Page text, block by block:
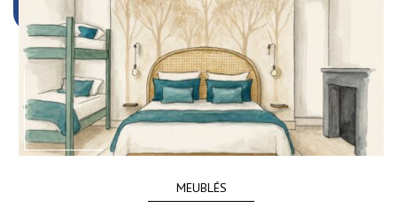
MEUBLÉS